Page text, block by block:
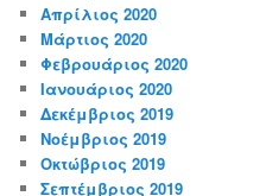
Απρίλιος 2020
Μάρτιος 2020
Φεβρουάριος 2020
Ιανουάριος 2020
Δεκέμβριος 2019
Νοέμβριος 2019
Οκτώβριος 2019
Σεπτέμβριος 2019